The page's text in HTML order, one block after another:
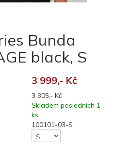
Bunda
black, S
3 999,- Kč
3 305,- Kč
Skladem posledních 1
ks
100101-03-S